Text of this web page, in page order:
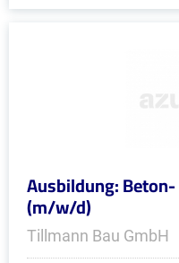
Ausbildung:
(m/w/d)
Tillmann Bau GmbH